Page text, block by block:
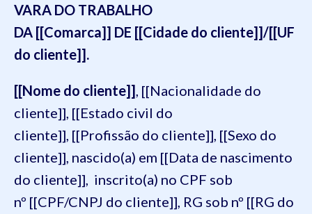
VARA DO TRABALHO
DA [[Comarca]] DE [[Cidade do cliente]]/[[UF
do cliente]].
[[Nome do cliente]] , [[Nacionalidade do
cliente]], [[Estado civil do
cliente]], [[Profissão do cliente]], [[Sexo do
cliente]], nascido(a) em [[Data de nascimento
do cliente]], inscrito(a) no CPF sob
nº [[CPF/CNPJ do cliente]], RG sob nº [[RG do